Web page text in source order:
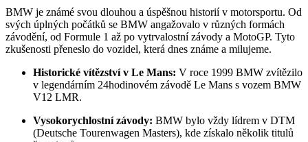
BMW je známé svou dlouhou a úspěšnou historií v motorsportu. Od
svých úplných počátků se BMW angažovalo v různých formách
závodění, od Formule 1 až po vytrvalostní závody a MotoGP. Tyto
zkušenosti přeneslo do vozidel, která dnes známe a milujeme.
Historické vítězství v Le Mans: V roce 1999 BMW zvítězilo
v legendárním 24hodinovém závodě Le Mans s vozem BMW
V12 LMR.
Vysokorychlostní závody: BMW bylo vždy lídrem v DTM
(Deutsche Tourenwagen Masters), kde získalo několik titulů